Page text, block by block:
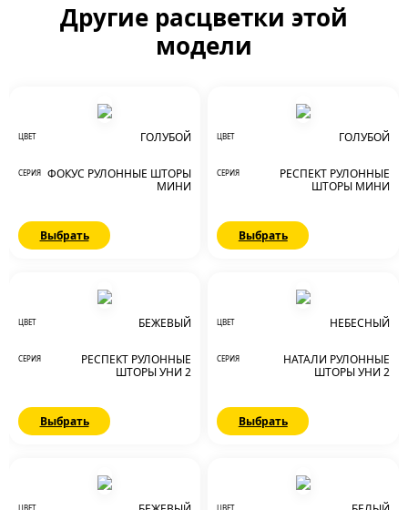
Другие расцветки этой
модели
ЦВЕТ ГОЛУБОЙ
СЕРИЯ
ФОКУС РУЛОННЫЕ ШТОРЫ
МИНИ
Выбрать
ЦВЕТ ГОЛУБОЙ
СЕРИЯ
РЕСПЕКТ РУЛОННЫЕ
ШТОРЫ МИНИ
Выбрать
ЦВЕТ БЕЖЕВЫЙ
СЕРИЯ
РЕСПЕКТ РУЛОННЫЕ
ШТОРЫ УНИ 2
Выбрать
ЦВЕТ НЕБЕСНЫЙ
СЕРИЯ
НАТАЛИ РУЛОННЫЕ
ШТОРЫ УНИ 2
Выбрать
ЦВЕТ ЦВЕТ